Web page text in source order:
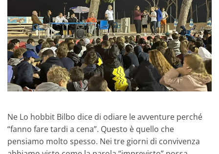
Ne Lo hobbit Bilbo dice di odiare le avventure perché
“fanno fare tardi a cena”. Questo è quello che
pensiamo molto spesso. Nei tre giorni di convivenza